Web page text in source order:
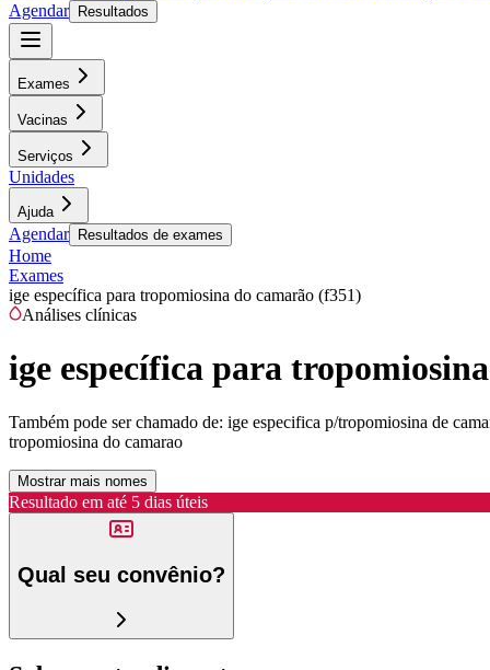
Agendar
Resultados
Exames
Vacinas
Serviços
Unidades
Ajuda
Agendar Resultados de exames
Home
Exames
ige específica para tropomiosina do camarão (f351)
Análises clínicas
ige específica para
Também pode ser chamado de: ige especifica p/tropomiosina de
tropomiosina do camarao
Mostrar mais nomes
Resultado em até 5 dias úteis
Qual seu convênio?